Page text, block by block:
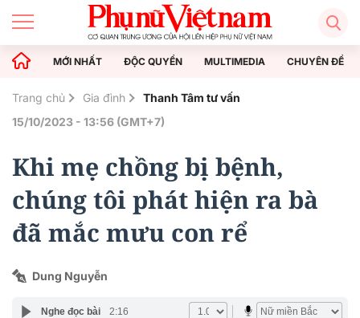
MỚI NHẤT ĐỘC QUYỀN MULTIMEDIA CHUYÊN ĐỀ
Trang chủ Gia đình
Thanh Tâm tư vấn
15/10/2023 - 13:56 (GMT+7)
Khi mẹ chồng bị bệnh,
chúng tôi phát hiện ra bà
đã mắc mưu con rể
Dung Nguyễn
Nghe đọc bài 2:16